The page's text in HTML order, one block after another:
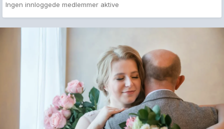
Ingen innloggede medlemmer aktive